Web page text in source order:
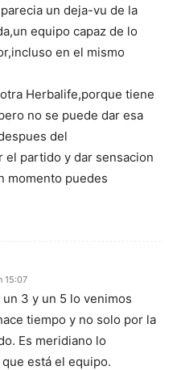
un deja-vu de la
equipo capaz de lo
en el mismo
Herbalife,porque tiene
no se puede dar esa
del
el partido y dar sensacion
momento puedes
15:07
un 3 y un 5 lo venimos
tiempo y no solo por la
Es meridiano lo
está el equipo.